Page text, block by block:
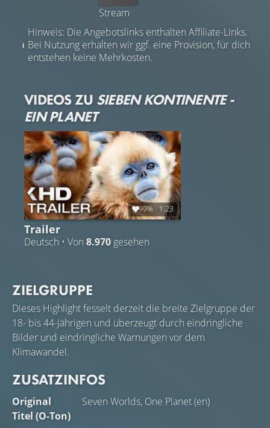
Stream
Hinweis: Die Angebotslinks enthalten Affiliate-Links.
Bei Nutzung erhalten wir ggf. eine Provision, für dich
entstehen keine Mehrkosten.
VIDEOS ZU SIEBEN KONTINENTE -
EIN PLANET
99% 1:23
Trailer
Deutsch • Von 8.970 gesehen
ZIELGRUPPE
Dieses Highlight fesselt derzeit die breite Zielgruppe der
18- bis 44-Jährigen und überzeugt durch eindringliche
Bilder und eindringliche Warnungen vor dem
Klimawandel.
ZUSATZINFOS
Original
Titel (O-Ton)
Seven Worlds, One Planet (en)